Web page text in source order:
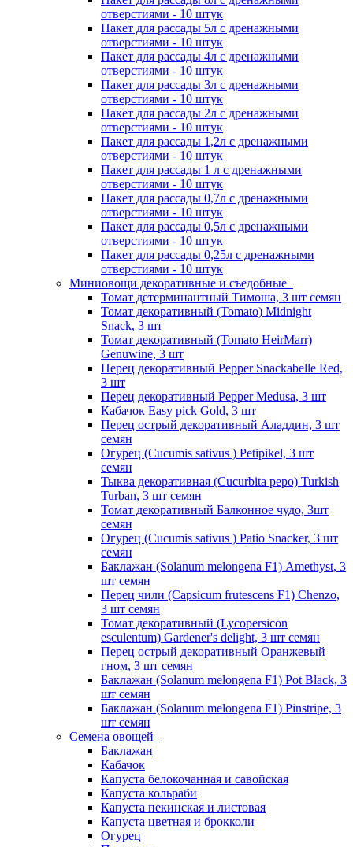
отверстиями - 10 штук
Пакет для рассады 5л с дренажными
отверстиями - 10 штук
Пакет для рассады 4л с дренажными
отверстиями - 10 штук
Пакет для рассады 3л с дренажными
отверстиями - 10 штук
Пакет для рассады 2л с дренажными
отверстиями - 10 штук
Пакет для рассады 1,2л с дренажными
отверстиями - 10 штук
Пакет для рассады 1 л с дренажными
отверстиями - 10 штук
Пакет для рассады 0,7л с дренажными
отверстиями - 10 штук
Пакет для рассады 0,5л с дренажными
отверстиями - 10 штук
Пакет для рассады 0,25л с дренажными
отверстиями - 10 штук
Миниовощи декоративные и съедобные
Томат детерминантный Тимоша, 3 шт семян
Томат декоративный (Tomato) Midnight
Snack, 3 шт
Томат декоративный (Tomato HeirMarr)
Genuwine, 3 шт
Перец декоративный Pepper Snackabelle Red,
3 шт
Перец декоративный Pepper Medusa, 3 шт
Кабачок Easy pick Gold, 3 шт
Перец острый декоративный Аладдин, 3 шт
семян
Огурец (Cucumis sativus ) Petipikel, 3 шт
семян
Тыква декоративная (Cucurbita pepo) Turkish
Turban, 3 шт семян
Томат декоративный Балконное чудо, 3шт
семян
Огурец (Cucumis sativus ) Patio Snacker, 3 шт
семян
Баклажан (Solanum melongena F1) Amethyst, 3
шт семян
Перец чили (Capsicum frutescens F1) Chenzo,
3 шт семян
Томат декоративный (Lycopersicon
esculentum) Gardener's delight, 3 шт семян
Перец острый декоративный Оранжевый
гном, 3 шт семян
Баклажан (Solanum melongena F1) Pot Black, 3
шт семян
Баклажан (Solanum melongena F1) Pinstripe, 3
шт семян
Семена овощей
Баклажан
Кабачок
Капуста белокочанная и савойская
Капуста кольраби
Капуста пекинская и листовая
Капуста цветная и брокколи
Огурец